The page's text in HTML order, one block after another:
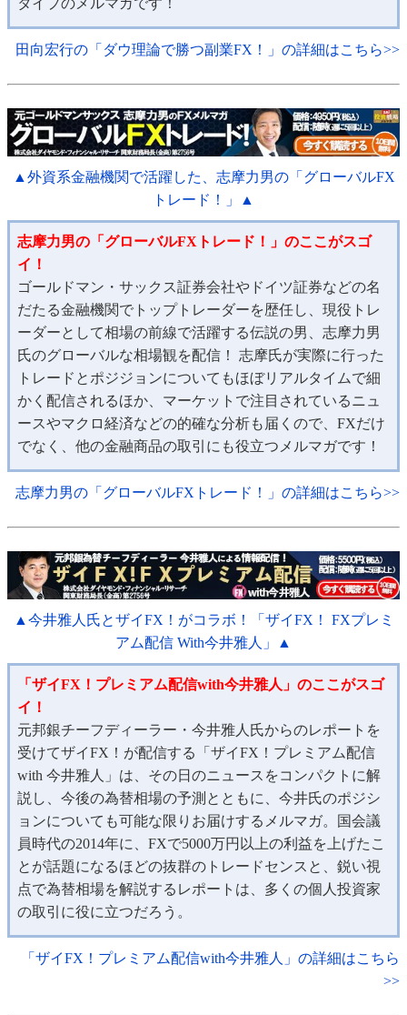
田向宏行の「ダウ理論で勝つ副業FX！」の詳細はこちら>>
▲外資系金融機関で活躍した、志摩力男の「グローバルFX
トレード！」▲
志摩力男の「グローバルFXトレード！」のここがスゴ
イ！
ゴールドマン・サックス証券会社やドイツ証券などの名
だたる金融機関でトップトレーダーを歴任し、現役トレ
ーダーとして相場の前線で活躍する伝説の男、志摩力男
氏のグローバルな相場観を配信！ 志摩氏が実際に行った
トレードとポジジョンについてもほぼリアルタイムで細
かく配信されるほか、マーケットで注目されているニュ
ースやマクロ経済などの的確な分析も届くので、FXだけ
でなく、他の金融商品の取引にも役立つメルマガです！
志摩力男の「グローバルFXトレード！」の詳細はこちら>>
▲今井雅人氏とザイFX！がコラボ！「ザイFX！ FXプレミ
アム配信 With今井雅人」▲
「ザイFX！プレミアム配信with今井雅人」のここがスゴ
イ！
元邦銀チーフディーラー・今井雅人氏からのレポートを
受けてザイFX！が配信する「ザイFX！プレミアム配信
with 今井雅人」は、その日のニュースをコンパクトに解
説し、今後の為替相場の予測とともに、今井氏のポジシ
ョンについても可能な限りお届けするメルマガ。国会議
員時代の2014年に、FXで5000万円以上の利益を上げたこ
とが話題になるほどの抜群のトレードセンスと、鋭い視
点で為替相場を解説するレポートは、多くの個人投資家
の取引に役に立つだろう。
「ザイFX！プレミアム配信with今井雅人」の詳細はこちら
>>